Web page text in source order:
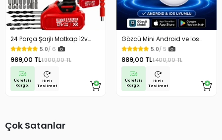
24 Parça Şarjlı Matkap 12v
Çelik Mandrenli Çift Akülü
Vidalama Matkap Seti
5.0/ 6
989,00 TL1.900,00 TL
Ücretsiz
Kargo!
Hızlı
Teslimat
Gözcü Mini Android ve İos
Uyumlu Takip Cihazı Geçmişe
Dönük Konum Gps Araç Motor
Çocuk Gizli Takip
5.0/ 5
889,00 TL1.400,00 TL
Ücretsiz
Kargo!
Hızlı
Teslimat
Çok Satanlar